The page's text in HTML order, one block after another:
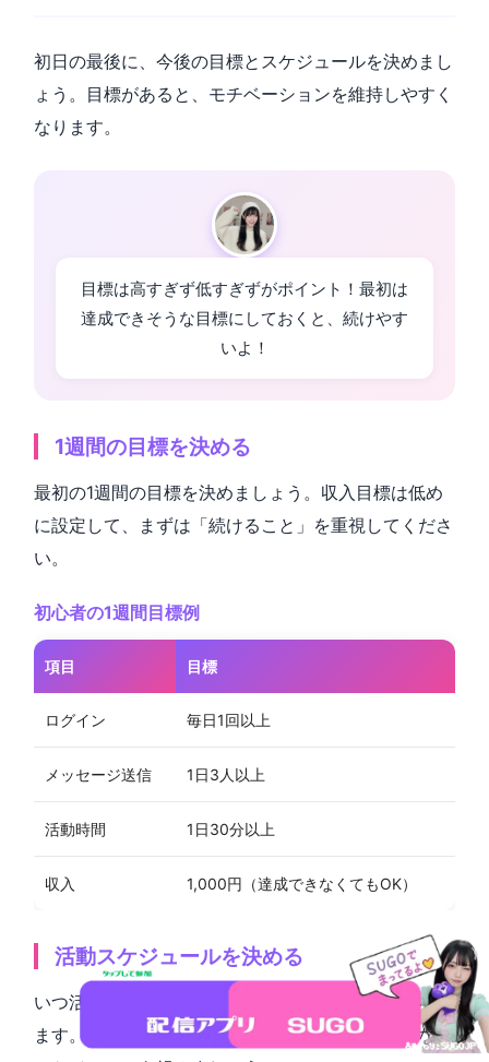
初日の最後に、今後の目標とスケジュールを決めまし
ょう。目標があると、モチベーションを維持しやすく
なります。
目標は高すぎず低すぎずがポイント！最初は
達成できそうな目標にしておくと、続けやす
いよ！
1週間の目標を決める
最初の1週間の目標を決めましょう。収入目標は低め
に設定して、まずは「続けること」を重視してくださ
い。
初心者の1週間目標例
項目 目標
ログイン 毎日1回以上
メッセージ送信 1日3人以上
活動時間 1日30分以上
収入 1,000円（達成できなくてもOK）
活動スケジュールを決める
いつ活動するかを決めておくと、習慣化しやすくなり
ます。自分のライフスタイルに合わせて、無理のない